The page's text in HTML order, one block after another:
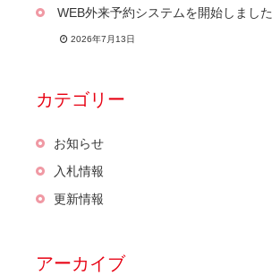
WEB外来予約システムを開始しました
2026年7月13日
カテゴリー
お知らせ
入札情報
更新情報
アーカイブ